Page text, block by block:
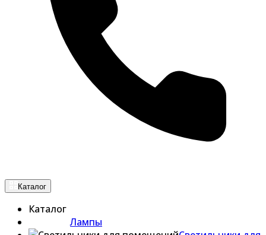
Каталог
Каталог
Лампы